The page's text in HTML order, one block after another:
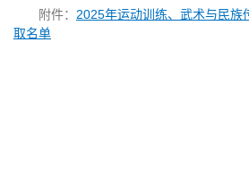
附件： 2025年运动训练、武术与民族
取名单